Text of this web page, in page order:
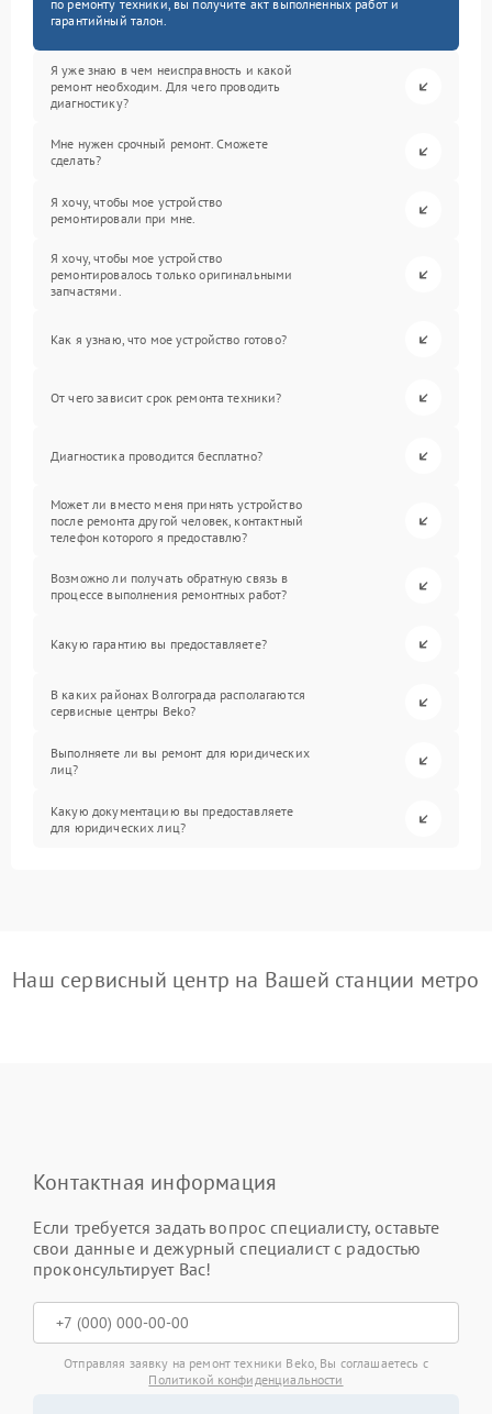
по ремонту техники, вы получите акт выполненных работ и
гарантийный талон.
Я уже знаю в чем неисправность и какой
ремонт необходим. Для чего проводить
диагностику?
Мне нужен срочный ремонт. Сможете
сделать?
Я хочу, чтобы мое устройство
ремонтировали при мне.
Я хочу, чтобы мое устройство
ремонтировалось только оригинальными
запчастями.
Как я узнаю, что мое устройство готово?
От чего зависит срок ремонта техники?
Диагностика проводится бесплатно?
Может ли вместо меня принять устройство
после ремонта другой человек, контактный
телефон которого я предоставлю?
Возможно ли получать обратную связь в
процессе выполнения ремонтных работ?
Какую гарантию вы предоставляете?
В каких районах Волгограда располагаются
сервисные центры Beko?
Выполняете ли вы ремонт для юридических
лиц?
Какую документацию вы предоставляете
для юридических лиц?
Наш сервисный центр на Вашей станции метро
Контактная информация
Если требуется задать вопрос специалисту, оставьте
свои данные и дежурный специалист с радостью
проконсультирует Вас!
Отправляя заявку на ремонт техники Beko, Вы соглашаетесь с
Политикой конфиденциальности